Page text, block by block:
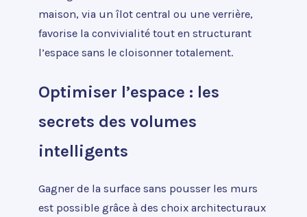
maison, via un îlot central ou une verrière,
favorise la convivialité tout en structurant
l’espace sans le cloisonner totalement.
Optimiser l’espace : les
secrets des volumes
intelligents
Gagner de la surface sans pousser les murs
est possible grâce à des choix architecturaux